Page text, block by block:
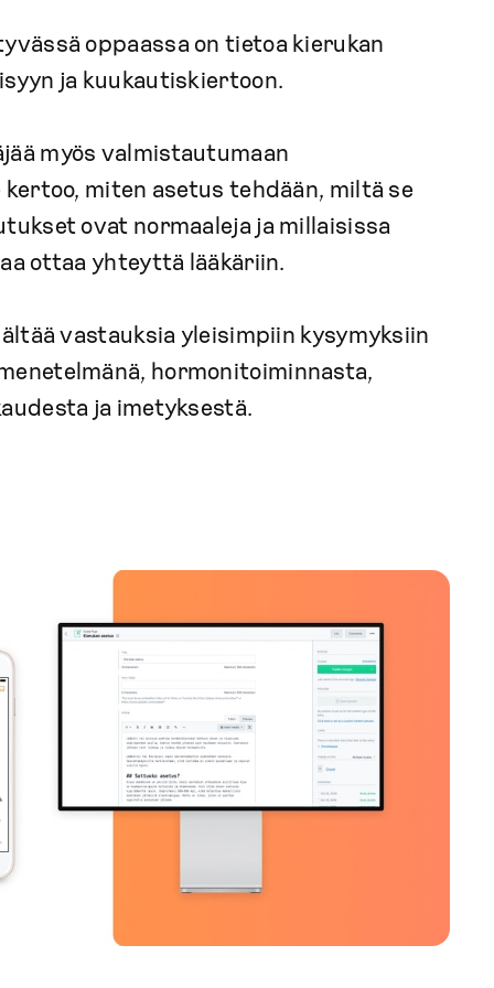
oppaassa on tietoa kierukan
ja kuukautiskiertoon.
myös valmistautumaan
kertoo, miten asetus tehdään, miltä se
ovat normaaleja ja millaisissa
ottaa yhteyttä lääkäriin.
vastauksia yleisimpiin kysymyksiin
hormonitoiminnasta,
ja imetyksestä.